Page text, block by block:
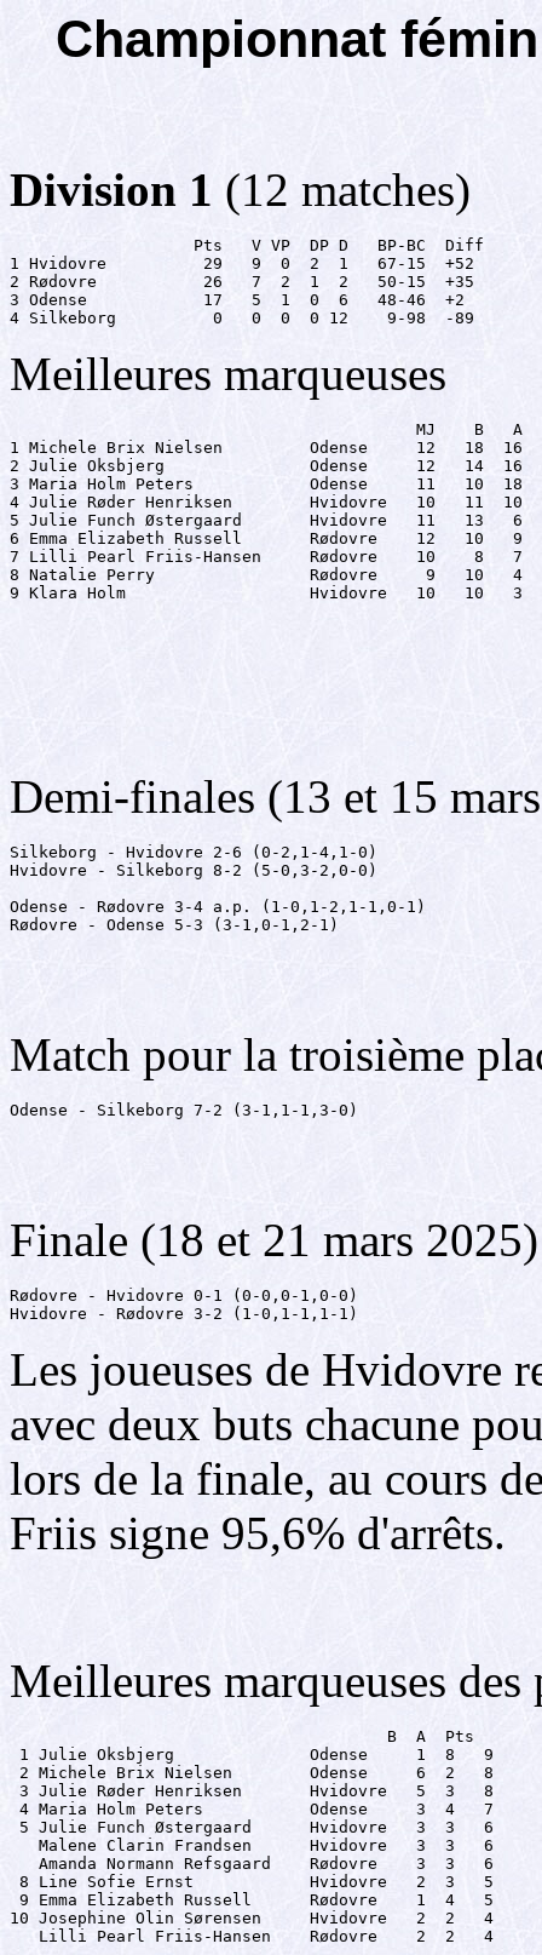
Championnat
Division 1 (12 matches)
                   Pts   V VP  DP D   BP-BC  Diff
1 Hvidovre          29   9  0  2  1   67-15  +52
2 Rødovre           26   7  2  1  2   50-15  +35
3 Odense            17   5  1  0  6   48-46  +2
4 Silkeborg          0   0  0  0 12    9-98  -89
Meilleures marqueuses
MJ    B   A
1 Michele Brix Nielsen         Odense     12   18  16
2 Julie Oksbjerg               Odense     12   14  16
3 Maria Holm Peters            Odense     11   10  18
4 Julie Røder Henriksen        Hvidovre   10   11  10
5 Julie Funch Østergaard       Hvidovre   11   13   6
6 Emma Elizabeth Russell       Rødovre    12   10   9
7 Lilli Pearl Friis-Hansen     Rødovre    10    8   7
8 Natalie Perry                Rødovre     9   10   4
9 Klara Holm                   Hvidovre   10   10   3
Demi-finales (13 et 15
Silkeborg - Hvidovre 2-6 (0-2,1-4,1-0)
Hvidovre - Silkeborg 8-2 (5-0,3-2,0-0)
Odense - Rødovre 3-4 a.p. (1-0,1-2,1-1,0-1)
Rødovre - Odense 5-3 (3-1,0-1,2-1)
Match pour la troisième
Odense - Silkeborg 7-2 (3-1,1-1,3-0)
Finale (18 et 21 mars 2025)
Rødovre - Hvidovre 0-1 (0-0,0-1,0-0)
Hvidovre - Rødovre 3-2 (1-0,1-1,1-1)
Les joueuses de Hvidovre
avec deux buts chacune
lors de la finale, au cours
Friis signe 95,6% d'arrêts.
Meilleures marqueuses
                                       B  A  Pts
1 Julie Oksbjerg              Odense     1  8   9
2 Michele Brix Nielsen        Odense     6  2   8
3 Julie Røder Henriksen       Hvidovre   5  3   8
4 Maria Holm Peters           Odense     3  4   7
5 Julie Funch Østergaard      Hvidovre   3  3   6
   Malene Clarin Frandsen      Hvidovre   3  3   6
   Amanda Normann Refsgaard    Rødovre    3  3   6
8 Line Sofie Ernst            Hvidovre   2  3   5
9 Emma Elizabeth Russell      Rødovre    1  4   5
10 Josephine Olin Sørensen     Hvidovre   2  2   4
   Lilli Pearl Friis-Hansen    Rødovre    2  2   4